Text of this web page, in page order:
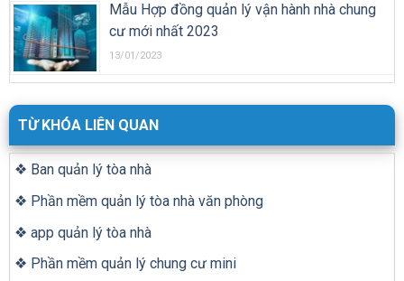
Mẫu Hợp đồng quản lý vận hành nhà chung
cư mới nhất 2023
13/01/2023
TỪ KHÓA LIÊN QUAN
❖ Ban quản lý tòa nhà
❖ Phần mềm quản lý tòa nhà văn phòng
❖ app quản lý tòa nhà
❖ Phần mềm quản lý chung cư mini